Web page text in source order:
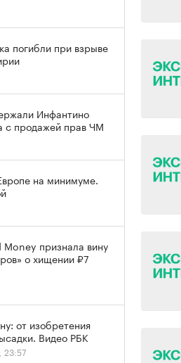
погибли при взрыве
Инфантино
с продажей прав ЧМ
на минимуме.
признала вину
о хищении ₽7
от изобретения
Видео РБК
23:57